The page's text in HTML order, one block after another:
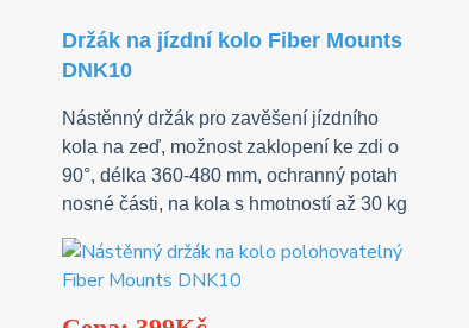
Držák na jízdní kolo Fiber Mounts
DNK10
Nástěnný držák pro zavěšení jízdního
kola na zeď, možnost zaklopení ke zdi o
90°, délka 360-480 mm, ochranný potah
nosné části, na kola s hmotností až 30 kg